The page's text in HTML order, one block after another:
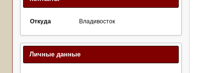
Откуда Владивосток
Личные данные